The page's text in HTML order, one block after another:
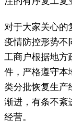
对于大家关心的
疫情防控形势不
工商户根据地方
件，严格遵守本
类分批恢复生产
渐进，有条不紊
经营。